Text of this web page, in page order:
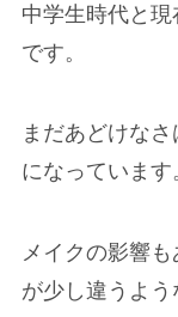
中学生時代と
です。
まだあどけな
になっています
メイクの影響
が少し違うよう